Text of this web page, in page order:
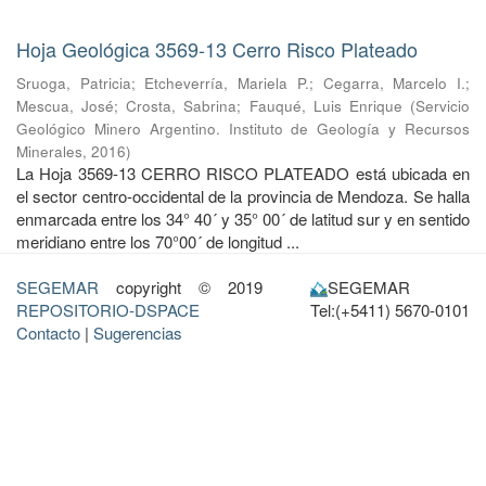
Hoja Geológica 3569-13 Cerro Risco Plateado
Sruoga, Patricia; Etcheverría, Mariela P.; Cegarra, Marcelo I.;
Mescua, José;Crosta, Sabrina; Fauqué, Luis Enrique (Servicio
Geológico Minero Argentino. Instituto de Geología y Recursos
Minerales, 2016)
La Hoja 3569-13 CERRO RISCO PLATEADO está ubicada en
el sector centro-occidental de la provincia de Mendoza. Se halla
enmarcada entre los 34° 40´ y 35° 00´ de latitud sur y en sentido
meridiano entre los 70°00´ de longitud ...
SEGEMAR copyright © 2019
REPOSITORIO-DSPACE
Contacto | Sugerencias
SEGEMAR
Tel:(+5411) 5670-0101